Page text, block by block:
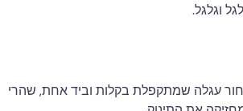
וגלגל.
עגלה שמתקפלת בקלות וביד אחת, שהרי